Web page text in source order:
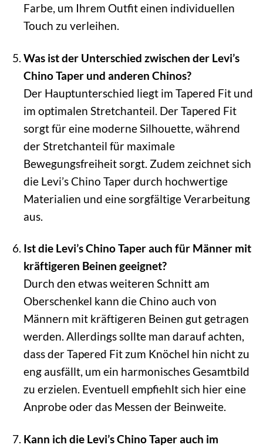
Farbe, um Ihrem Outfit einen individuellen
Touch zu verleihen.
Was ist der Unterschied zwischen der Levi’s
Chino Taper und anderen Chinos?
Der Hauptunterschied liegt im Tapered Fit und
im optimalen Stretchanteil. Der Tapered Fit
sorgt für eine moderne Silhouette, während
der Stretchanteil für maximale
Bewegungsfreiheit sorgt. Zudem zeichnet sich
die Levi’s Chino Taper durch hochwertige
Materialien und eine sorgfältige Verarbeitung
aus.
Ist die Levi’s Chino Taper auch für Männer mit
kräftigeren Beinen geeignet?
Durch den etwas weiteren Schnitt am
Oberschenkel kann die Chino auch von
Männern mit kräftigeren Beinen gut getragen
werden. Allerdings sollte man darauf achten,
dass der Tapered Fit zum Knöchel hin nicht zu
eng ausfällt, um ein harmonisches Gesamtbild
zu erzielen. Eventuell empfiehlt sich hier eine
Anprobe oder das Messen der Beinweite.
Kann ich die Levi’s Chino Taper auch im